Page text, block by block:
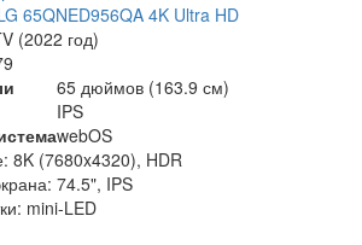
65QNED956QA 4K Ultra HD
(2022 год)
65 дюймов (163.9 см)
IPS
webOS
8K (7680x4320), HDR
74.5", IPS
mini-LED